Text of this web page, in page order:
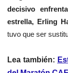
decisivo
estrella, Erling
tuvo que ser
Lea también: